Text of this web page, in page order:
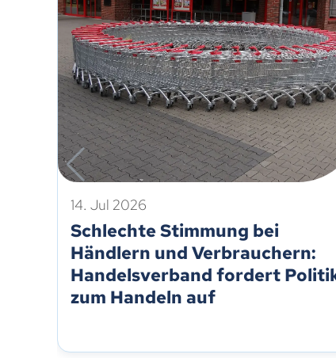
14. Jul 2026
Schlechte Stimmung bei
Händlern und Verbrauchern:
Handelsverband fordert
zum Handeln auf